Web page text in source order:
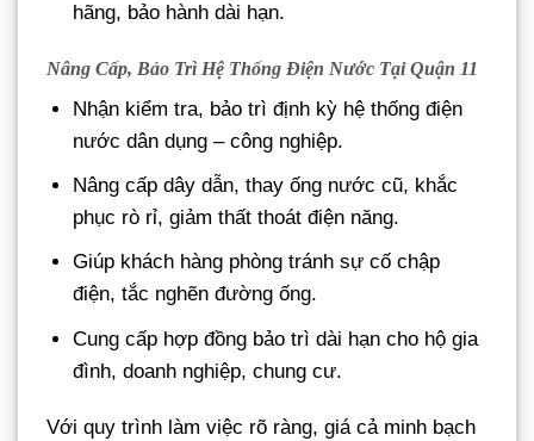
hãng, bảo hành dài hạn.
Nâng Cấp, Bảo Trì Hệ Thống Điện Nước Tại Quận 11
Nhận kiểm tra, bảo trì định kỳ hệ thống điện
nước dân dụng – công nghiệp.
Nâng cấp dây dẫn, thay ống nước cũ, khắc
phục rò rỉ, giảm thất thoát điện năng.
Giúp khách hàng phòng tránh sự cố chập
điện, tắc nghẽn đường ống.
Cung cấp hợp đồng bảo trì dài hạn cho hộ gia
đình, doanh nghiệp, chung cư.
Với quy trình làm việc rõ ràng, giá cả minh bạch